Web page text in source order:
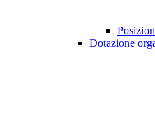
Dotazione